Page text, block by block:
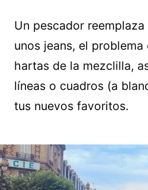
Un pescador
unos jeans, el
hartas de la mezclilla,
líneas o cuadros (a
tus nuevos favoritos.